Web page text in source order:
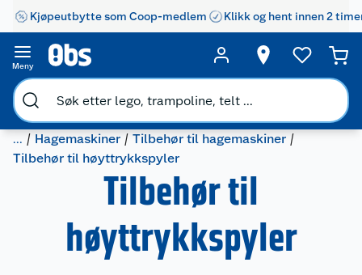
Kjøpeutbytte som Coop-medlem Klikk og hent innen 2
Meny
... Hagemaskiner
Tilbehør til hagemaskiner
Tilbehør til høyttrykkspyler
Tilbehør til
høyttrykkspyler